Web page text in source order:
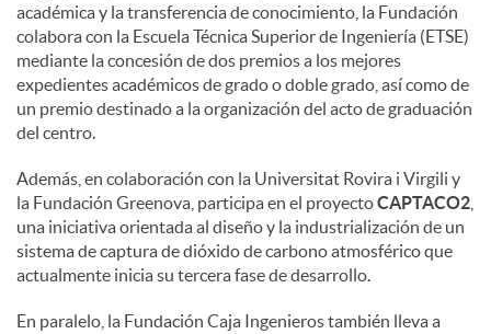
académica y la transferencia de conocimiento, la Fundación
colabora con la Escuela Técnica Superior de Ingeniería (ETSE)
mediante la concesión de dos premios a los mejores
expedientes académicos de grado o doble grado, así como de
un premio destinado a la organización del acto de graduación
del centro.
Además, en colaboración con la Universitat Rovira i Virgili y
la Fundación Greenova, participa en el proyectoCAPTACO2
una iniciativa orientada al diseño y la industrialización de un
sistema de captura de dióxido de carbono atmosférico que
actualmente inicia su tercera fase de desarrollo.
En paralelo, la Fundación Caja Ingenieros también lleva a